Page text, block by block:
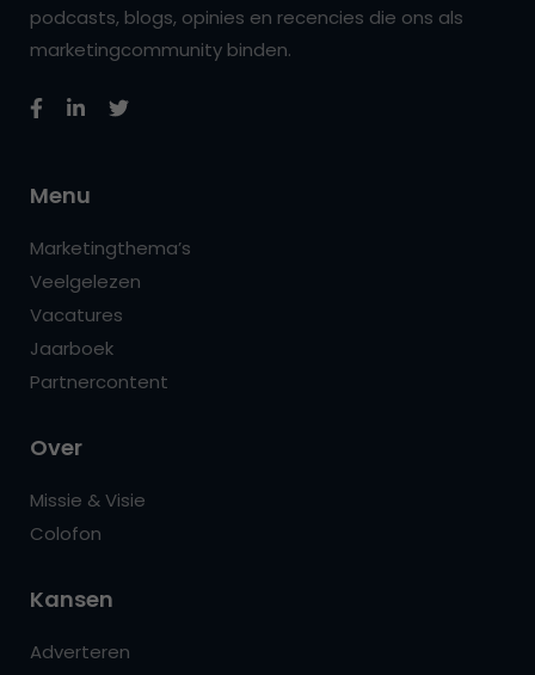
podcasts, blogs, opinies en recencies die ons als
marketingcommunity binden.
Menu
Marketingthema’s
Veelgelezen
Vacatures
Jaarboek
Partnercontent
Over
Missie & Visie
Colofon
Kansen
Adverteren